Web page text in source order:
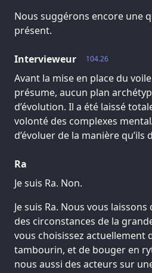
Nous suggérons encore une
présent.
104.26
Intervieweur
Avant la mise en place du voile
présume, aucun plan
d’évolution. Il a été laissé
volonté des complexes
d’évoluer de la manière qu’ils
Ra
Je suis Ra. Non.
Je suis Ra. Nous vous
des circonstances de la
vous choisissez actuellement
tambourin, et de bouger en
nous aussi des acteurs sur